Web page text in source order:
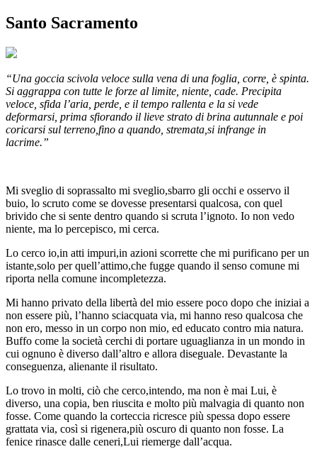
Santo Sacramento
“Una goccia scivola veloce sulla vena di una foglia, corre, è spinta.
Si aggrappa con tutte le forze al limite, niente, cade. Precipita
veloce, sfida l’aria, perde, e il tempo rallenta e la si vede
deformarsi, prima sfiorando il lieve strato di brina autunnale e poi
coricarsi sul terreno,fino a quando, stremata,si infrange in
lacrime.”
Mi sveglio di soprassalto mi sveglio,sbarro gli occhi e osservo il
buio, lo scruto come se dovesse presentarsi qualcosa, con quel
brivido che si sente dentro quando si scruta l’ignoto. Io non vedo
niente, ma lo percepisco, mi cerca.
Lo cerco io,in atti impuri,in azioni scorrette che mi purificano per un
istante,solo per quell’attimo,che fugge quando il senso comune mi
riporta nella comune incompletezza.
Mi hanno privato della libertà del mio essere poco dopo che iniziai a
non essere più, l’hanno sciacquata via, mi hanno reso qualcosa che
non ero, messo in un corpo non mio, ed educato contro mia natura.
Buffo come la società cerchi di portare uguaglianza in un mondo in
cui ognuno è diverso dall’altro e allora diseguale. Devastante la
conseguenza, alienante il risultato.
Lo trovo in molti, ciò che cerco,intendo, ma non è mai Lui, è
diverso, una copia, ben riuscita e molto più malvagia di quanto non
fosse. Come quando la corteccia ricresce più spessa dopo essere
grattata via, così si rigenera,più oscuro di quanto non fosse. La
fenice rinasce dalle ceneri,Lui riemerge dall’acqua.